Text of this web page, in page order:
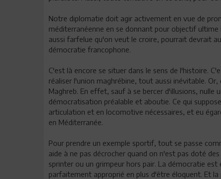
Notre diplomatie doit agir activement en vue de
méditerranéenne en se donnant pour objectif ultime
aussi farfelue qu'on veut le croire, pourrait devrait
démocratie francophone.
C'est là encore se situer dans le sens de l'histoire.
réaliser l'union maghrébine, tout aussi inévitable.
Maghreb. En effet, sauf à se bercer d'illusions, nulle
démocratisation préalable et aboutie. Ce qui
articulation et en locomotive nécessaires, et eu
en Méditerranée.
Pour prendre un exemple sportif, tout se passe
aide à ne pas décrocher quand on n'est pas doté
sprinter ou un grimpeur hors pair. La démocratie
parfaitement approprié en plus d'être éloquent. Et